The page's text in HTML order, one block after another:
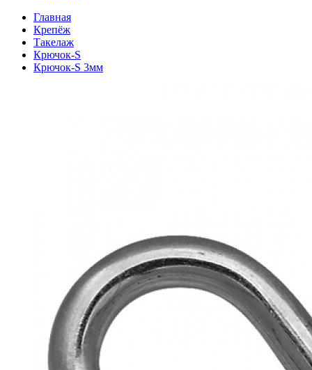
Главная
Крепёж
Такелаж
Крючок-S
Крючок-S 3мм